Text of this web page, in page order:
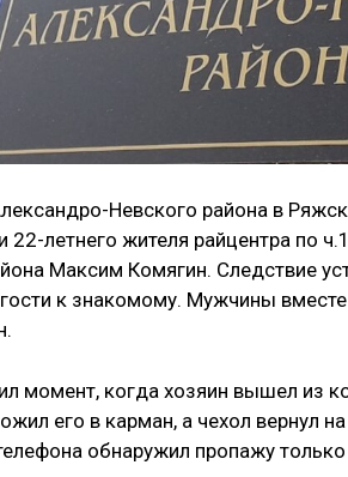
Невского района в
22-летнего жителя райцентра по
Максим Комягин. Следствие
к знакомому. Мужчины вместе
момент, когда хозяин вышел из
его в карман, а чехол вернул
обнаружил пропажу